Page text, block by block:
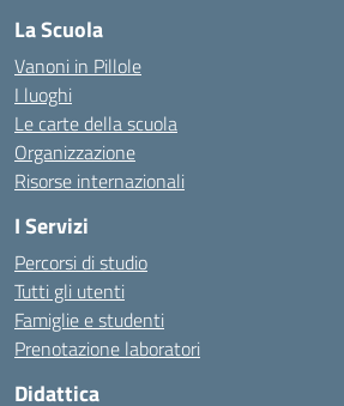
La Scuola
Vanoni in Pillole
I luoghi
Le carte della scuola
Organizzazione
Risorse internazionali
I Servizi
Percorsi di studio
Tutti gli utenti
Famiglie e studenti
Prenotazione laboratori
Didattica